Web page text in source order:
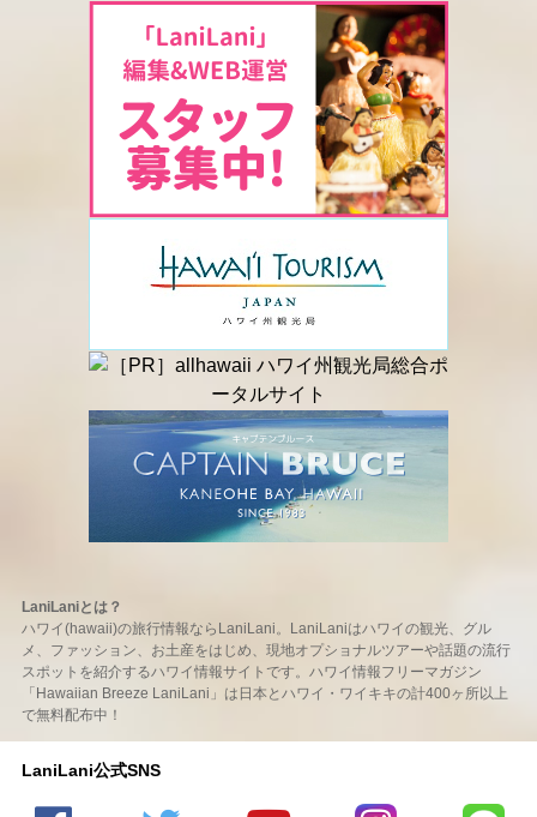
LaniLaniとは？
ハワイ(hawaii)の旅行情報ならLaniLani。LaniLaniはハワイの観光、グル
メ、ファッション、お土産をはじめ、現地オプショナルツアーや話題の流行
スポットを紹介するハワイ情報サイトです。ハワイ情報フリーマガジン
「Hawaiian Breeze LaniLani」は日本とハワイ・ワイキキの計400ヶ所以上
で無料配布中！
LaniLani公式SNS